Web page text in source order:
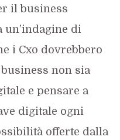
il business
un’indagine di
i Cxo dovrebbero
non sia
e pensare a
digitale ogni
offerte dalla